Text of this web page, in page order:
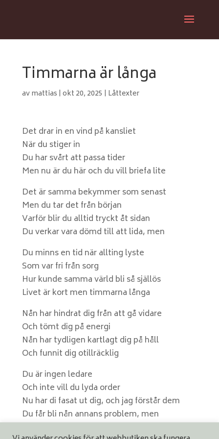
Timmarna är långa
avmattias | okt 20, 2025 | Låttexter
Det drar in en vind på kansliet
När du stiger in
Du har svårt att passa tider
Men nu är du här och du vill briefa lite
Det är samma bekymmer som senast
Men du tar det från början
Varför blir du alltid tryckt åt sidan
Du verkar vara dömd till att lida, men
Du minns en tid när allting lyste
Som var fri från sorg
Hur kunde samma värld bli så själlös
Livet är kort men timmarna långa
Nån har hindrat dig från att gå vidare
Och tömt dig på energi
Nån har tydligen kartlagt dig på håll
Och funnit dig otillräcklig
Du är ingen ledare
Och inte vill du lyda order
Nu har di fasat ut dig, och jag förstår dem
Du får bli nån annans problem, men
Men du minns en tid när allting lyste